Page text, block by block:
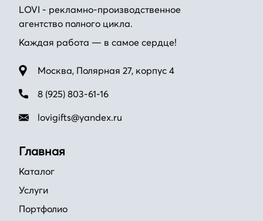
LOVI - рекламно-производственное
агентство полного цикла.
Каждая работа — в самое сердце!
Москва, Полярная 27, корпус 4
8 (925) 803-61-16
lovigifts@yandex.ru
Главная
Каталог
Услуги
Портфолио